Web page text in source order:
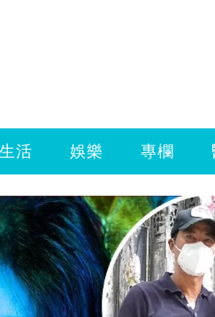
生活 娛樂 專欄